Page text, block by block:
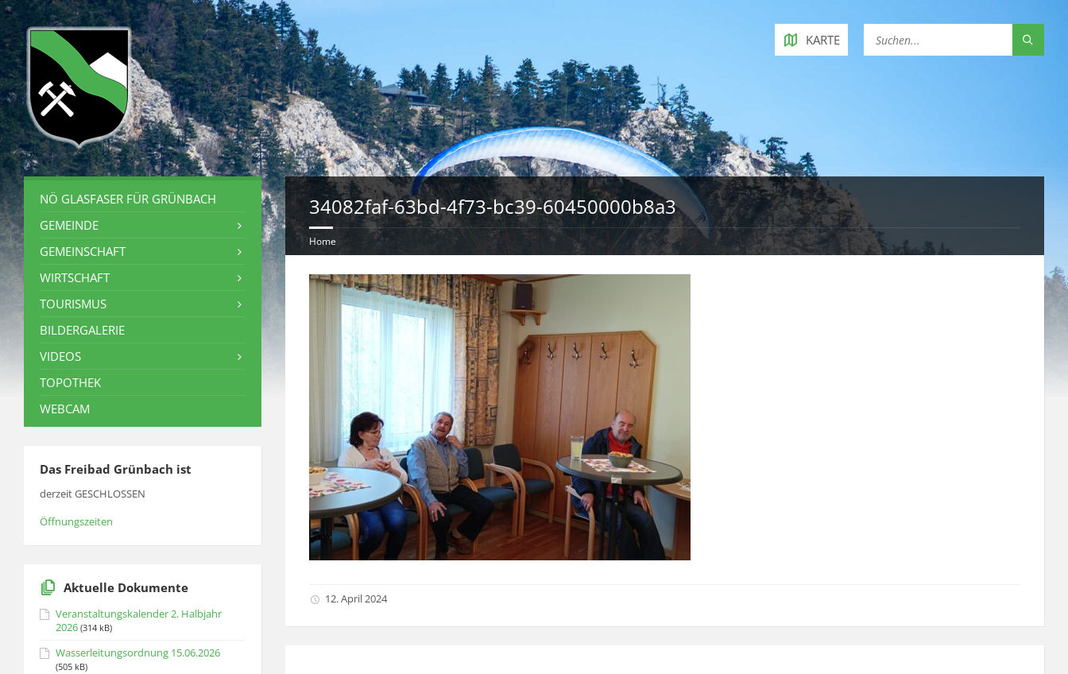
KARTE
34082faf-63bd-4f73-bc39-60450000b8a3
Home
12. April 2024
NÖ GLASFASER FÜR GRÜNBACH
GEMEINDE
GEMEINSCHAFT
WIRTSCHAFT
TOURISMUS
BILDERGALERIE
VIDEOS
TOPOTHEK
WEBCAM
Das Freibad Grünbach ist
derzeit GESCHLOSSEN
Öffnungszeiten
Aktuelle Dokumente
Veranstaltungskalender 2. Halbjahr
2026 (314 kB)
Wasserleitungsordnung 15.06.2026
(505 kB)